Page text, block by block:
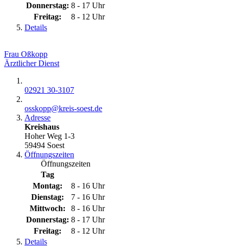
Donnerstag: 8 - 17 Uhr
Freitag:
8 - 12 Uhr
Details
Frau Oßkopp
Ärztlicher Dienst
02921 30-3107
osskopp@​kreis-soest.de
Adresse
Kreishaus
Hoher Weg 1-3
59494 Soest
Öffnungszeiten
Öffnungszeiten
Tag
Montag:
8 - 16 Uhr
Dienstag:
7 - 16 Uhr
Mittwoch:
8 - 16 Uhr
Donnerstag: 8 - 17 Uhr
Freitag:
8 - 12 Uhr
Details